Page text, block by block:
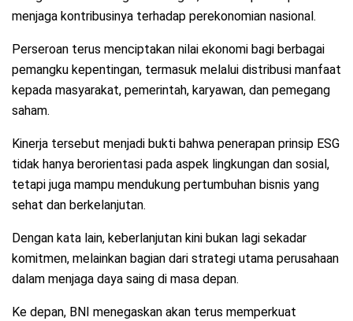
menjaga kontribusinya terhadap perekonomian nasional.
Perseroan terus menciptakan nilai ekonomi bagi berbagai
pemangku kepentingan, termasuk melalui distribusi manfaat
kepada masyarakat, pemerintah, karyawan, dan pemegang
saham.
Kinerja tersebut menjadi bukti bahwa penerapan prinsip ESG
tidak hanya berorientasi pada aspek lingkungan dan sosial,
tetapi juga mampu mendukung pertumbuhan bisnis yang
sehat dan berkelanjutan.
Dengan kata lain, keberlanjutan kini bukan lagi sekadar
komitmen, melainkan bagian dari strategi utama perusahaan
dalam menjaga daya saing di masa depan.
Ke depan, BNI menegaskan akan terus memperkuat